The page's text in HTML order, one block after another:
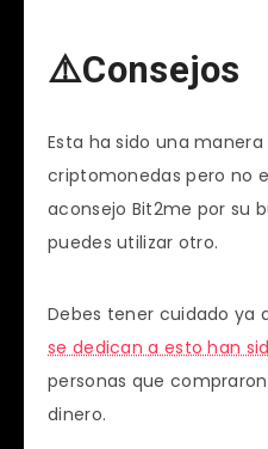
⚠️Consejos
Esta ha sido una
criptomonedas pero no
aconsejo Bit2me por su
puedes utilizar otro.
Debes tener cuidado ya
se dedican a esto han
personas que
dinero.